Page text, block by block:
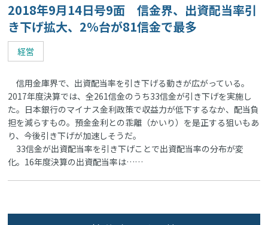
2018年9月14日号9面 信金界、出資配当率引
き下げ拡大、2％台が81信金で最多
経営
信用金庫界で、出資配当率を引き下げる動きが広がっている。
2017年度決算では、全261信金のうち33信金が引き下げを実施し
た。日本銀行のマイナス金利政策で収益力が低下するなか、配当負
担を減らすもの。預金金利との乖離（かいり）を是正する狙いもあ
り、今後引き下げが加速しそうだ。
33信金が出資配当率を引き下げことで出資配当率の分布が変
化。16年度決算の出資配当率は……